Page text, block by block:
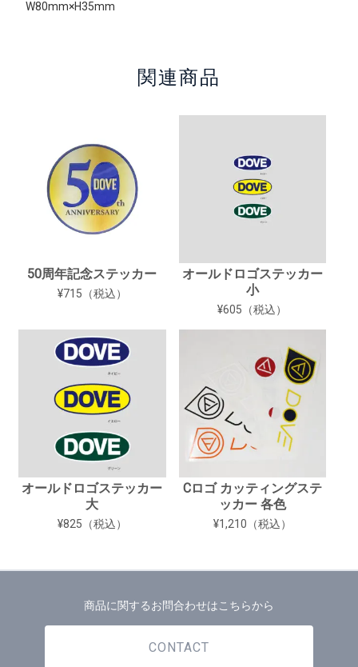
W80mm×H35mm
関連商品
50周年記念ステッカー
¥715（税込）
オールドロゴステッカー
小
¥605（税込）
オールドロゴステッカー
大
¥825（税込）
Cロゴ カッティングステ
ッカー 各色
¥1,210（税込）
商品に関するお問合わせはこちらから
CONTACT